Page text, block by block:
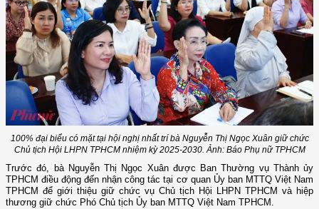
100% đại biểu có mặt tại hội nghị nhất trí bà Nguyễn Thị Ngọc Xuân giữ chức
Chủ tịch Hội LHPN TPHCM nhiệm kỳ 2025-2030. Ảnh: Báo Phụ nữ TPHCM
Trước đó, bà Nguyễn Thị Ngọc Xuân được Ban Thường vụ Thành ủy
TPHCM điều động đến nhận công tác tại cơ quan Ủy ban MTTQ Việt Nam
TPHCM để giới thiệu giữ chức vụ Chủ tịch Hội LHPN TPHCM và hiệp
thương giữ chức Phó Chủ tịch Ủy ban MTTQ Việt Nam TPHCM.